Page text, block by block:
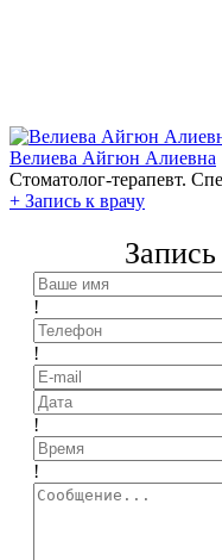
Велиева Айгюн Алиевна
Стоматолог-терапевт.
+ Запись к врачу
!
!
!
!